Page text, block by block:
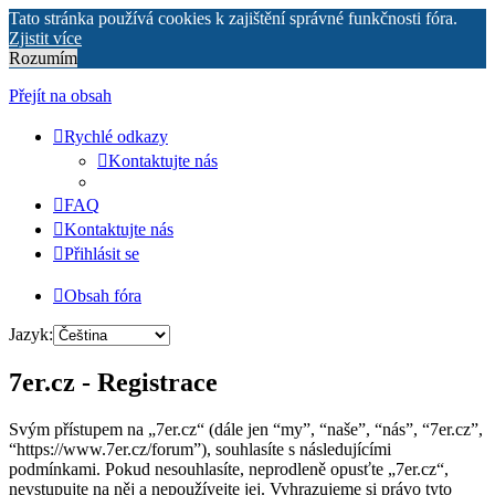
Tato stránka používá cookies k zajištění správné funkčnosti fóra.
Zjistit více
Rozumím
Přejít na obsah
Rychlé odkazy
Kontaktujte nás
FAQ
Kontaktujte nás
Přihlásit se
Obsah fóra
Jazyk:
7er.cz - Registrace
Svým přístupem na „7er.cz“ (dále jen “my”, “naše”, “nás”, “7er.cz”,
“https://www.7er.cz/forum”), souhlasíte s následujícími
podmínkami. Pokud nesouhlasíte, neprodleně opusťte „7er.cz“,
nevstupujte na něj a nepoužívejte jej. Vyhrazujeme si právo tyto